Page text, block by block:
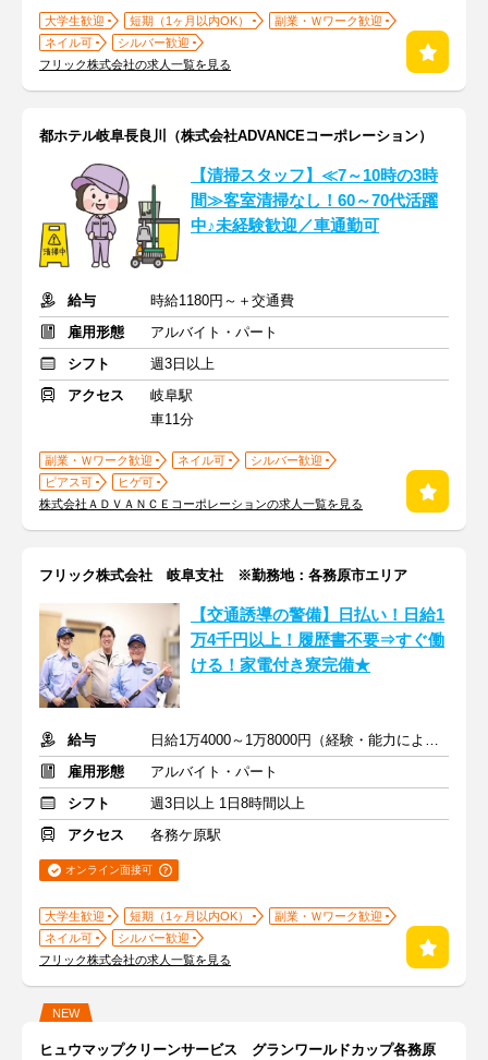
大学生歓迎 短期（1ヶ月以内OK）
副業・Ｗワーク歓迎
ネイル可
シルバー歓迎
フリック株式会社の求人一覧を見る
都ホテル岐阜長良川（株式会社ADVANCEコーポレーション）
【清掃スタッフ】≪7～10時の3時
間≫客室清掃なし！60～70代活躍
中♪未経験歓迎／車通勤可
給与
時給1180円～＋交通費
雇用形態
アルバイト・パート
シフト
週3日以上
アクセス
岐阜駅
車11分
副業・Ｗワーク歓迎 ネイル可
シルバー歓迎
ピアス可
ヒゲ可
株式会社ＡＤＶＡＮＣＥコーポレーションの求人一覧を見る
フリック株式会社 岐阜支社 ※勤務地：各務原市エリア
【交通誘導の警備】日払い！日給1
万4千円以上！履歴書不要⇒すぐ働
ける！家電付き寮完備★
給与
日給1万4000～1万8000円（経験・能力による）
雇用形態
アルバイト・パート
シフト
週3日以上 1日8時間以上
アクセス
各務ケ原駅
オンライン面接可
大学生歓迎 短期（1ヶ月以内OK）
副業・Ｗワーク歓迎
ネイル可
シルバー歓迎
フリック株式会社の求人一覧を見る
NEW
ヒュウマップクリーンサービス グランワールドカップ各務原